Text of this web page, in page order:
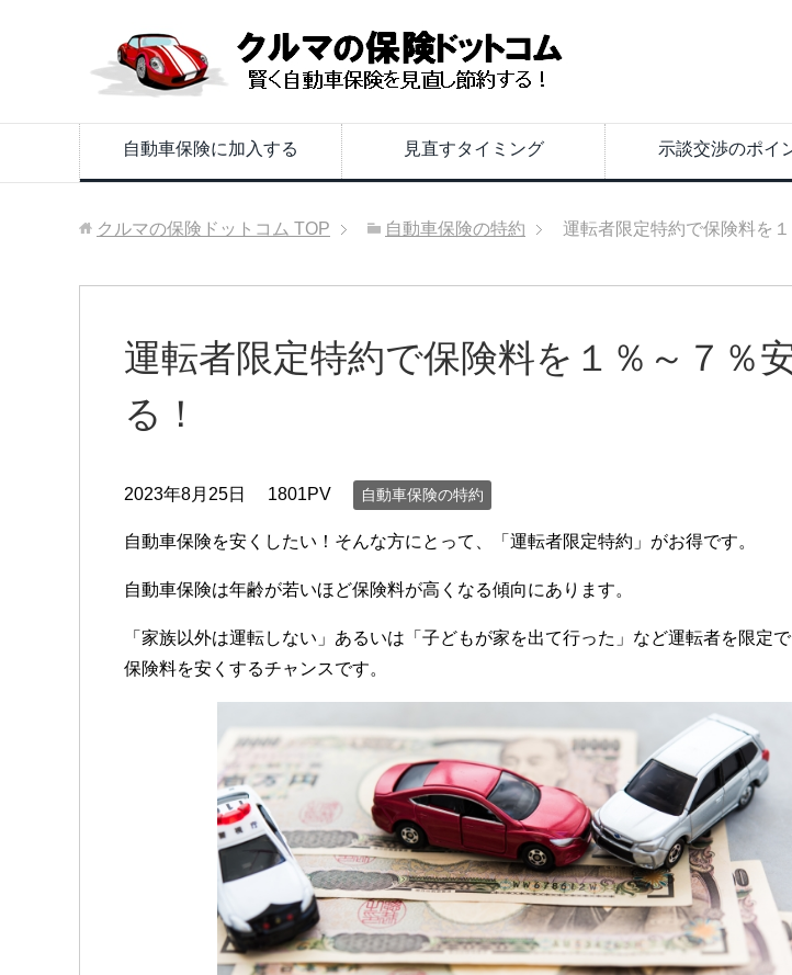
自動車保険に加入する 見直すタイミング 示談交渉のポイ
クルマの保険ドットコム TOP 自動車保険の特約 運転者限定特約で保険料を
運転者限定特約で保険料を１％～７％
る！
2023年8月25日 1801PV 自動車保険の特約
自動車保険を安くしたい！そんな方にとって、「運転者限定特約」がお得です。
自動車保険は年齢が若いほど保険料が高くなる傾向にあります。
「家族以外は運転しない」あるいは「子どもが家を出て行った」など運転者を限定で
保険料を安くするチャンスです。